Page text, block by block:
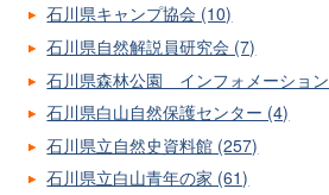
石川県キャンプ協会 (10)
石川県自然解説員研究会 (7)
石川県森林公園 インフォメーショ
石川県白山自然保護センター (4)
石川県立自然史資料館 (257)
石川県立白山青年の家 (61)